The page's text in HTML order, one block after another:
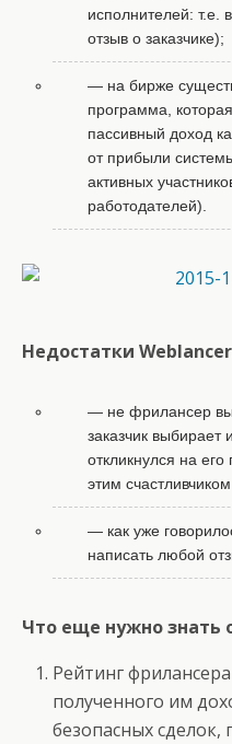
исполнителей: т.е.
отзыв о заказчике);
— на бирже
программа,
пассивный доход
от прибыли
активных
работодателей).
Недостатки
— не фрилансер
заказчик выбирает
откликнулся на
этим
— как уже
написать любой
Что еще нужно знать
Рейтинг
полученного им
безопасных сделок,